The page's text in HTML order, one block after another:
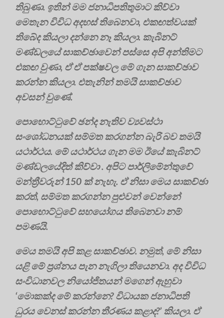
තිබුණා. ඉතින් මම ජනාධිපතිතුමාට කිව්වා
මෙතැන විවිධ අදහස් තිබෙනවා, එකඟත්වයක්
තිබේද කියලා දන්නෙ නෑ කියලා. කැබිනට්
මණ්ඩලයේ සාකච්ඡාවෙන් පස්සෙ අපි අන්තිමට
එකඟ වුණා, ඒ ඒ පක්ෂවල මේ ගැන සාකච්ඡාව
කරන්න කියලා. එතැනින් තමයි සාකච්ඡාව
අවසන් වුණේ.
පොහොට්ටුවේ ඡන්ද නැතිව ව්‍යවස්ථා
සංශෝධනයක් සම්මත කරගන්න බැරි බව තමයි
යථාර්ථය. මේ යථාර්ථය ගැන මම ඊයේ කැබිනට්
මණ්ඩලයේදිත් කිව්වා . අපිට පාර්ලිමේන්තුවේ
මන්ත්‍රීවරුන් 150 ක් නැහැ. ඒ නිසා මෙය සාකච්ඡා
කරත්, සම්මත කරගන්න පුළුවන් වෙන්නේ
පොහොට්ටුවේ සහයෝගය තිබෙනවා නම්
පමණයි.
මෙය තමයි අපි කළ සාකච්ඡාව. නමුත්, මේ නිසා
යළි මේ ප්‍රශ්නය පැන නැගිලා තියෙනවා. අද විවිධ
සංවිධානවල නියෝජිතයන් මගෙන් ඇහුවා
‘මොකක්ද මේ කරන්නෙ? විධායක ජනාධිපති
ධුරය වෙනස් කරන්න තීරණය කළාද?’ කියලා. ඒ